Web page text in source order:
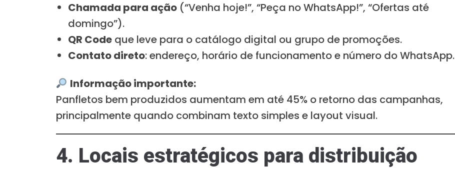
Chamada para ação (“Venha hoje!”, “Peça no WhatsApp!”, “Ofertas até
domingo”).
QR Code que leve para o catálogo digital ou grupo de promoções.
Contato direto: endereço, horário de funcionamento e número do WhatsApp.
Informação importante:
Panfletos bem produzidos aumentam em até 45% o retorno das campanhas,
principalmente quando combinam texto simples e layout visual.
4. Locais estratégicos para distribuição